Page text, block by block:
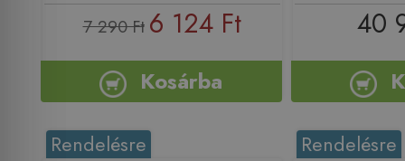
7 290 Ft 6 124 Ft
Kosárba
40
Rendelésre Rendelésre